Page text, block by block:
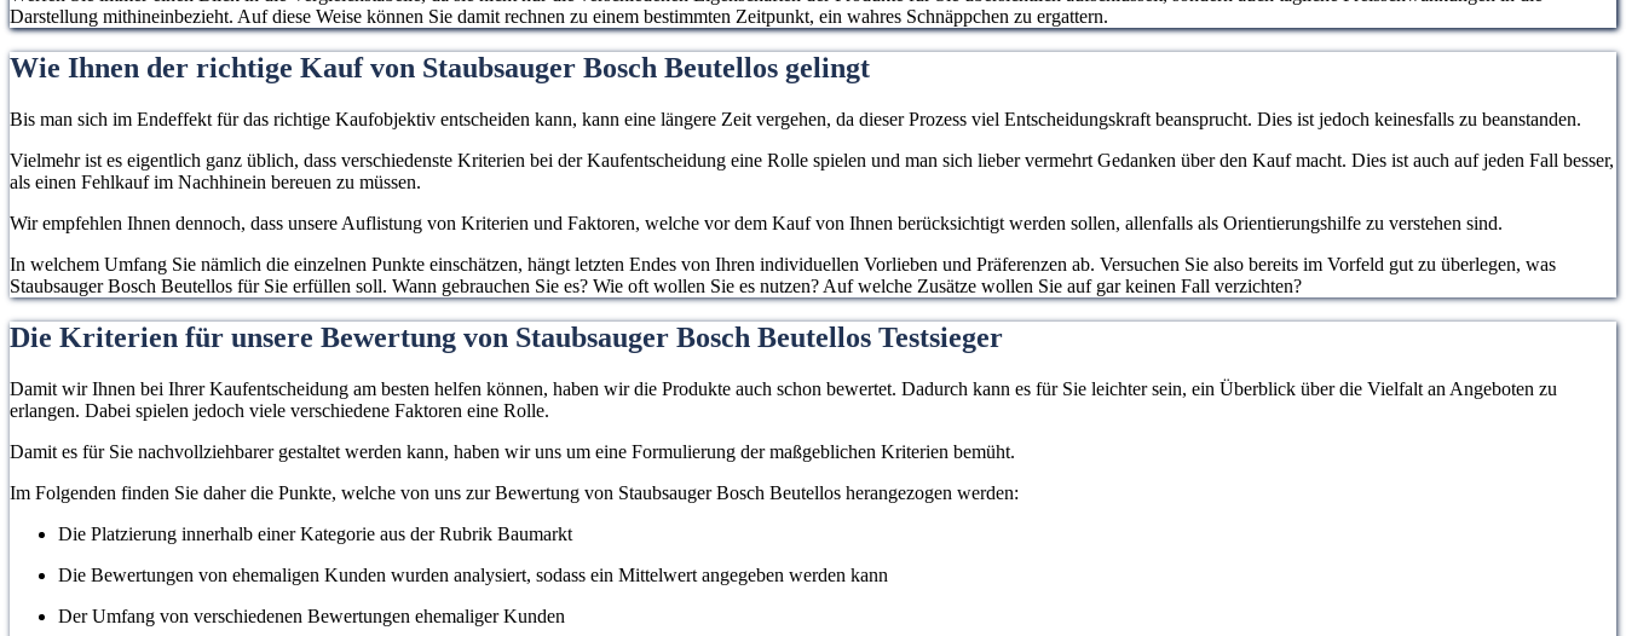
Darstellung mithineinbezieht. Auf diese Weise können Sie damit rechnen zu einem bestimmten Zeitpunkt, ein wahres Schnäppchen zu ergattern.
Wie Ihnen der richtige Kauf von Staubsauger Bosch Beutellos gelingt
Bis man sich im Endeffekt für das richtige Kaufobjektiv entscheiden kann, kann eine längere Zeit vergehen, da dieser Prozess viel Entscheidungskraft beansprucht. Dies ist jedoch keinesfalls zu beanstanden.
Vielmehr ist es eigentlich ganz üblich, dass verschiedenste Kriterien bei der Kaufentscheidung eine Rolle spielen und man sich lieber vermehrt Gedanken über den Kauf macht. Dies ist auch auf jeden Fall besser,
als einen Fehlkauf im Nachhinein bereuen zu müssen.
Wir empfehlen Ihnen dennoch, dass unsere Auflistung von Kriterien und Faktoren, welche vor dem Kauf von Ihnen berücksichtigt werden sollen, allenfalls als Orientierungshilfe zu verstehen sind.
In welchem Umfang Sie nämlich die einzelnen Punkte einschätzen, hängt letzten Endes von Ihren individuellen Vorlieben und Präferenzen ab. Versuchen Sie also bereits im Vorfeld gut zu überlegen, was
Staubsauger Bosch Beutellos für Sie erfüllen soll. Wann gebrauchen Sie es? Wie oft wollen Sie es nutzen? Auf welche Zusätze wollen Sie auf gar keinen Fall verzichten?
Die Kriterien für unsere Bewertung von Staubsauger Bosch Beutellos Testsieger
Damit wir Ihnen bei Ihrer Kaufentscheidung am besten helfen können, haben wir die Produkte auch schon bewertet. Dadurch kann es für Sie leichter sein, ein Überblick über die Vielfalt an Angeboten zu
erlangen. Dabei spielen jedoch viele verschiedene Faktoren eine Rolle.
Damit es für Sie nachvollziehbarer gestaltet werden kann, haben wir uns um eine Formulierung der maßgeblichen Kriterien bemüht.
Im Folgenden finden Sie daher die Punkte, welche von uns zur Bewertung von Staubsauger Bosch Beutellos herangezogen werden:
Die Platzierung innerhalb einer Kategorie aus der Rubrik Baumarkt
Die Bewertungen von ehemaligen Kunden wurden analysiert, sodass ein Mittelwert angegeben werden kann
Der Umfang von verschiedenen Bewertungen ehemaliger Kunden